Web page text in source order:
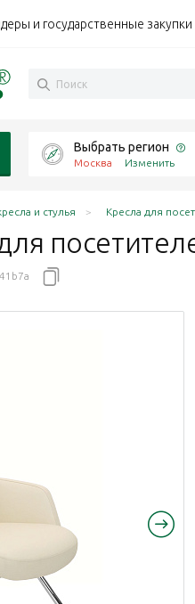
и государственные закупки
Выбрать регион
Москва Изменить
и стулья Кресла для